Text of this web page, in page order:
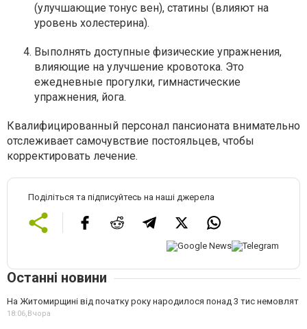
(улучшающие тонус вен), статины (влияют на
уровень холестерина).
Выполнять доступные физические упражнения,
влияющие на улучшение кровотока. Это
ежедневные прогулки, гимнастические
упражнения, йога.
Квалифицированный персонал пансионата внимательно
отслеживает самочувствие постояльцев, чтобы
корректировать лечение.
Поділіться та підписуйтесь на наші джерела
Останні новини
На Житомирщині від початку року народилося понад 3 тис немовлят
18:06, Вчора